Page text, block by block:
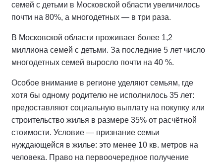
семей с детьми в Московской области увеличилось
почти на 80%, а многодетных — в три раза.
В Московской области проживает более 1,2
миллиона семей с детьми. За последние 5 лет число
многодетных семей выросло почти на 40 %.
Особое внимание в регионе уделяют семьям, где
хотя бы одному родителю не исполнилось 35 лет:
предоставляют социальную выплату на покупку или
строительство жилья в размере 35% от расчётной
стоимости. Условие — признание семьи
нуждающейся в жилье: это менее 10 кв. метров на
человека. Право на первоочередное получение